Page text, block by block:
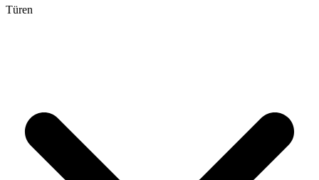
Türen